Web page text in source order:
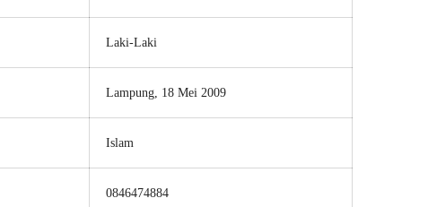
Laki-Laki
Lampung, 18 Mei 2009
Islam
0846474884